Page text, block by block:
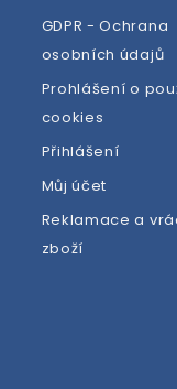
GDPR - Ochrana
osobních údajů
Prohlášení o
cookies
Přihlášení
Můj účet
Reklamace a
zboží